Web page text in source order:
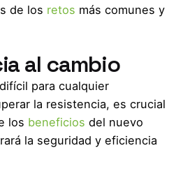
de los retos más comunes y
al cambio
para cualquier
la resistencia, es crucial
los beneficios del nuevo
la seguridad y eficiencia